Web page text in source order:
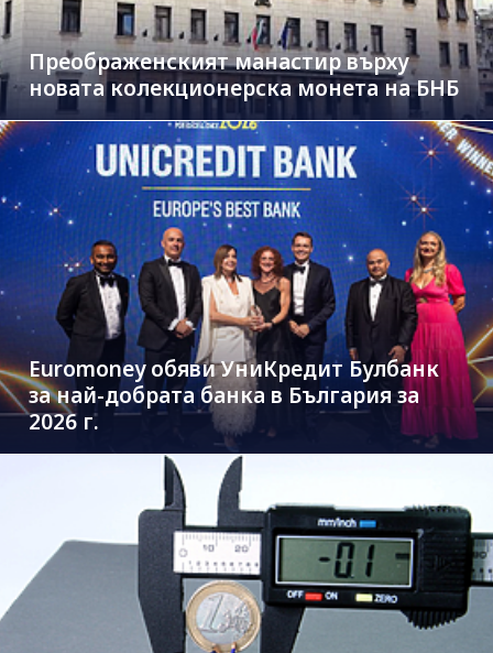
Преображенският манастир върху
новата колекционерска монета на БНБ
Euromoney обяви УниКредит Булбанк
за най-добрата банка в България за
2026 г.